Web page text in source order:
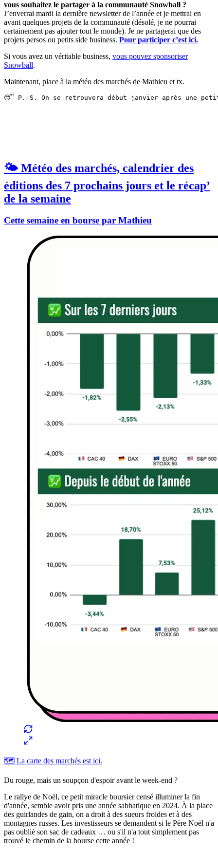
vous souhaitez le partager à la communauté Snowball ?
J’enverrai mardi la dernière newsletter de l’année et je mettrai en
avant quelques projets de la communauté (désolé, je ne pourrai
certainement pas ajouter tout le monde). Je ne partagerai que des
projets persos ou petits side business. Pour participer c’est ici.
Si vous avez un véritable business, vous pouvez sponsoriser
Snowball.
Maintenant, place à la météo des marchés de Mathieu et tx.
😴 P.-S. On se retrouvera début janvier après une
🌤️ Météo des marchés, calendrier des
éditions des 7 prochains jours et le récap’
de la semaine
Cette semaine en bourse par Mathieu
🗺️ La carte des marchés est ici.
Du rouge, mais un soupçon d'espoir avant le week-end ?
Le rallye de Noël, ce petit miracle boursier censé illuminer la fin
d'année, semble avoir pris une année sabbatique en 2024. À la place
des guirlandes de gain, on a droit à des sueurs froides et à des
montagnes russes. Les investisseurs se demandent si le Père Noël n'a
pas oublié son sac de cadeaux … ou s'il n'a tout simplement pas
trouvé le chemin de la bourse cette année !